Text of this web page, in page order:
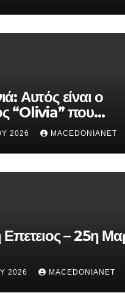
Αυτός είναι ο
“Olivia” που
για τον θάνατο
2026 MACEDONIANET
Επετειος – 25η
2026 MACEDONIANET